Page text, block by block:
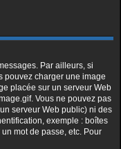
Par ailleurs, si
pouvez charger une image
placée sur un serveur Web
Vous ne pouvez pas
serveur Web public) ni des
exemple : boîtes
mot de passe, etc. Pour